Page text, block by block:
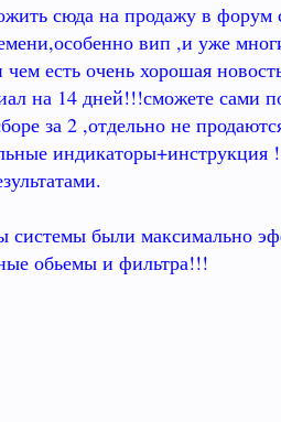
сюда на продажу в форум
вип ,и уже
есть очень хорошая
на 14 дней!!!сможете сами
за 2 ,отдельно не
индикаторы+инструкция
системы были максимально
обьемы и фильтра!!!